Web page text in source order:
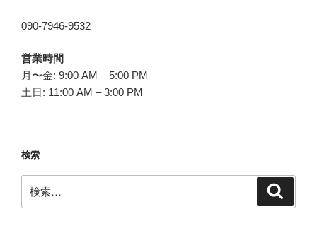
090-7946-9532
営業時間
月〜金: 9:00 AM – 5:00 PM
土日: 11:00 AM – 3:00 PM
検索
索: